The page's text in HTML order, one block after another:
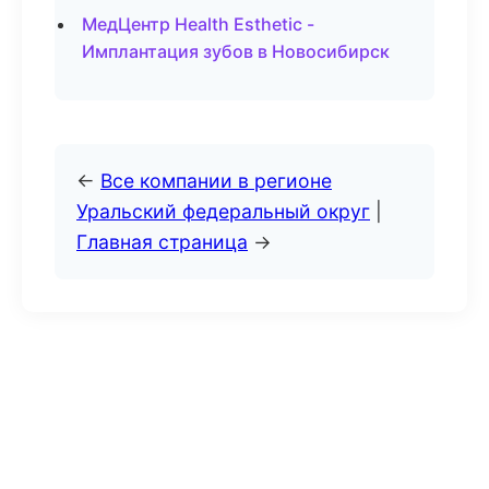
МедЦентр Health Esthetic -
Имплантация зубов в Новосибирск
← Все компании в регионе
Уральский федеральный округ
Главная страница →